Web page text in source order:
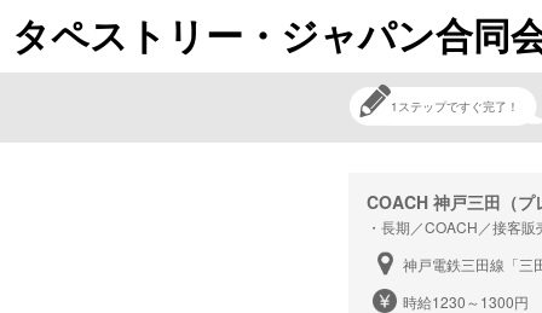
タペストリー・ジャパン合同
1ステップですぐ完了！
COACH 神戸三田（プ
・長期／COACH／接客
神戸電鉄三田線「
時給1230～1300円